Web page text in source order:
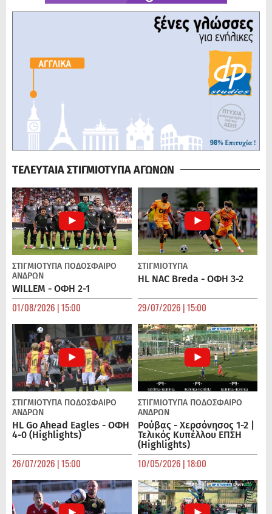
ΤΕΛΕΥΤΑΙΑ ΣΤΙΓΜΙΟΤΥΠΑ ΑΓΩΝΩΝ
ΣΤΙΓΜΙΟΤΥΠΑ ΠΟΔΌΣΦΑΙΡΟ
ΑΝΔΡΏΝ
WILLEM - ΟΦΗ 2-1
01/08/2026 | 15:00
ΣΤΙΓΜΙΟΤΥΠΑ
HL NAC Breda - ΟΦΗ 3-2
29/07/2026 | 15:00
ΣΤΙΓΜΙΟΤΥΠΑ ΠΟΔΌΣΦΑΙΡΟ
ΑΝΔΡΏΝ
HL Go Ahead Eagles - ΟΦΗ
4-0 (Highlights)
26/07/2026 | 15:00
ΣΤΙΓΜΙΟΤΥΠΑ ΠΟΔΌΣΦΑΙΡΟ
ΑΝΔΡΏΝ
Ρούβας - Χερσόνησος 1-2 |
Τελικός Κυπέλλου ΕΠΣΗ
(Highlights)
10/05/2026 | 18:00